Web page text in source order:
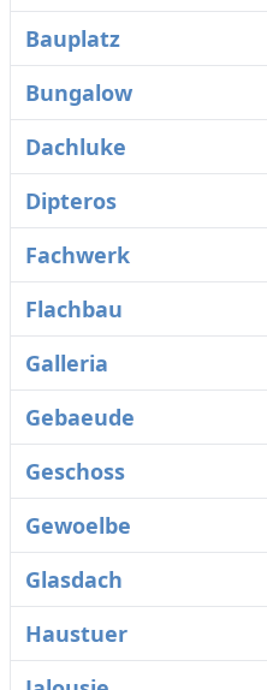
Bauplatz
Bungalow
Dachluke
Dipteros
Fachwerk
Flachbau
Galleria
Gebaeude
Geschoss
Gewoelbe
Glasdach
Haustuer